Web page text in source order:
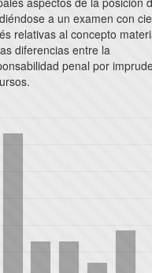
a un examen con
relativas al concepto
diferencias entre la
penal por